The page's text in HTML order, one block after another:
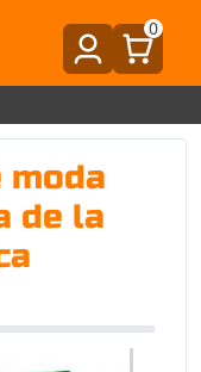
0
moda
de la